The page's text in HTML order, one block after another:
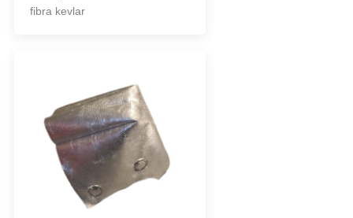
fibra kevlar